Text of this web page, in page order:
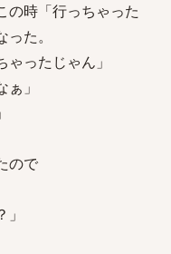
の時「行っちゃった
た。
ったじゃん」
」
ので